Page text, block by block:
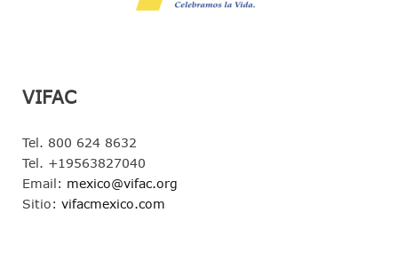
VIFAC
Tel. 800 624 8632
Tel. +19563827040
Email: mexico@vifac.org
Sitio: vifacmexico.com